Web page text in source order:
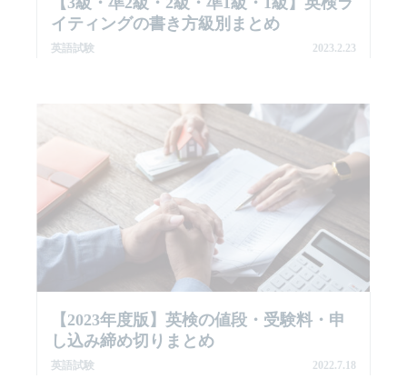
イティングの書き方級別まとめ
英語試験 2023.2.23
【2023年度版】英検の値段・受験料・申
し込み締め切りまとめ
英語試験 2022.7.18